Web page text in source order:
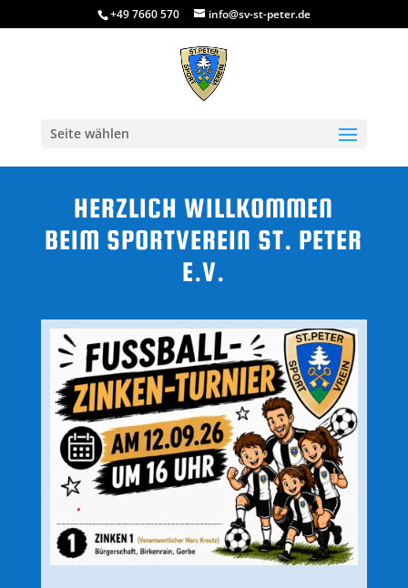
+49 7660 570 info@sv-st-peter.de
Seite wählen
HERZLICH WILLKOMMEN
BEIM SPORTVEREIN ST. PETER
E.V.